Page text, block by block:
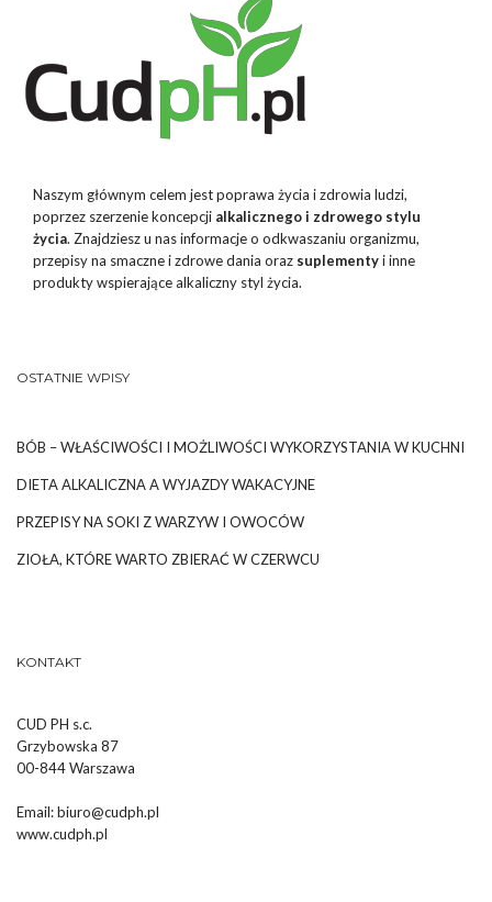
Naszym głównym celem jest poprawa życia i zdrowia ludzi,
poprzez szerzenie koncepcji alkalicznego i zdrowego stylu
życia. Znajdziesz u nas informacje o odkwaszaniu organizmu,
przepisy na smaczne i zdrowe dania oraz suplementyi inne
produkty wspierające alkaliczny styl życia.
OSTATNIE WPISY
BÓB – WŁAŚCIWOŚCI I MOŻLIWOŚCI WYKORZYSTANIA W KUCHNI
DIETA ALKALICZNA A WYJAZDY WAKACYJNE
PRZEPISY NA SOKI Z WARZYW I OWOCÓW
ZIOŁA, KTÓRE WARTO ZBIERAĆ W CZERWCU
KONTAKT
CUD PH s.c.
Grzybowska 87
00-844 Warszawa
Email:biuro@cudph.pl
www.cudph.pl